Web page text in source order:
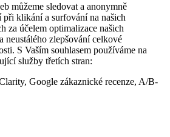
můžeme sledovat a anonymně
při klikání a surfování na našich
za účelem optimalizace našich
neustálého zlepšování celkové
S Vaším souhlasem používáme na
služby třetích stran:
Google zákaznické recenze, A/B-